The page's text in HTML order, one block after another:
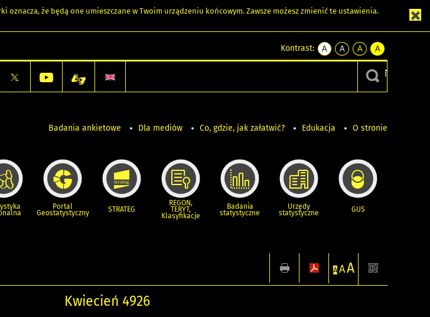
że będą one umieszczane w Twoim urządzeniu końcowym. Zawsze możesz zmienić te ustawienia.
Kontrast:
A
kontrast
A
kontrast
czarnym
A
kontrast
żółty
tekst
czarnym
A
kontrast
czarny
tekst
żółtym
Badania ankietowe Dla mediów Co, gdzie, jak załatwić? Edukacja O stronie
Portal
Geostatystyczny STRATEG
REGON,
TERYT,
Klasyfikacje
Badania
statystyczne
Urzędy
statystyczne GUS
A AA
Kwiecień 4926